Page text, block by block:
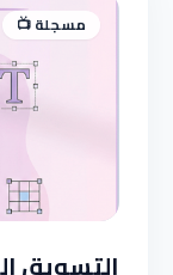
مسجلة 📺
التسويق